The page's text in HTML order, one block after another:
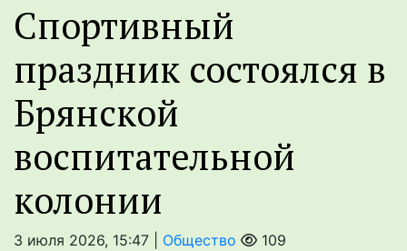
Спортивный
праздник состоялся в
Брянской
воспитательной
колонии
3 июля 2026, 15:47 | Общество 109